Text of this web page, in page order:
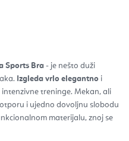
Sports Bra - je nešto duži
Izgleda vrlo elegantno i
intenzivne treninge. Mekan, ali
i ujedno dovoljnu slobodu
materijalu, znoj se